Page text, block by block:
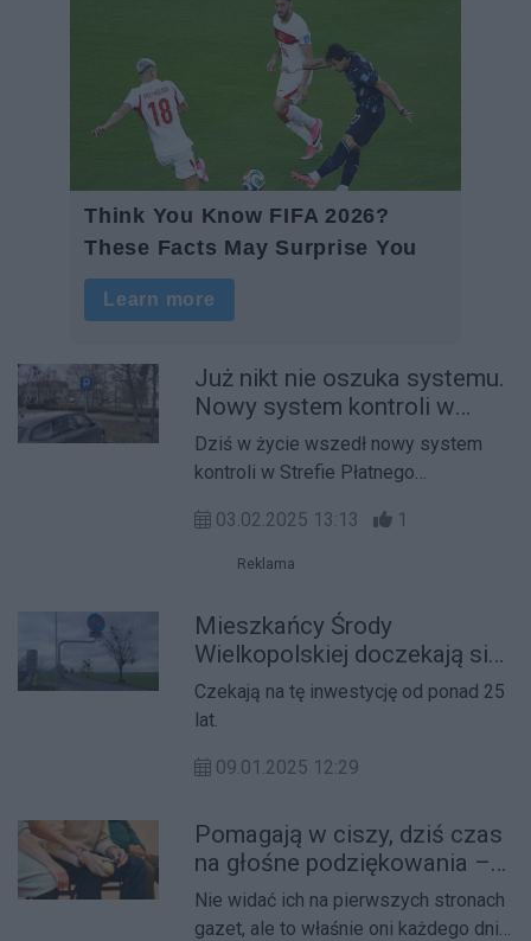
Już nikt nie oszuka systemu.
Nowy system kontroli w
Strefie Płatnego Parkowania
w Środzie Wielkopolskiej
Dziś w życie wszedł nowy system
kontroli w Strefie Płatnego
Ułatwia on wykrywanie kierowców,
którzy próbują parkować kilkukrotnie
03.02.2025 13:13 1
Reklama
Mieszkańcy Środy
Wielkopolskiej doczekają się
ścieżki rowerowej?
Czekają na tę inwestycję od ponad 25
lat.
09.01.2025 12:29
Pomagają w ciszy, dziś czas
na głośne podziękowania –
Dzień Pracownika
Socjalnego
Nie widać ich na pierwszych stronach
gazet, ale to właśnie oni każdego dnia